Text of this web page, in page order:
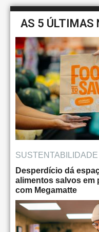
AS 5 ÚLTIMAS
SUSTENTABILIDADE
Desperdício dá
alimentos salvos em
com Megamatte